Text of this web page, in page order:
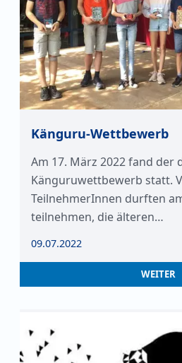
Känguru-Wettbewerb
Am 17. März 2022 fand der
Känguruwettbewerb statt.
TeilnehmerInnen durften
teilnehmen, die älteren…
09.07.2022
WEITER